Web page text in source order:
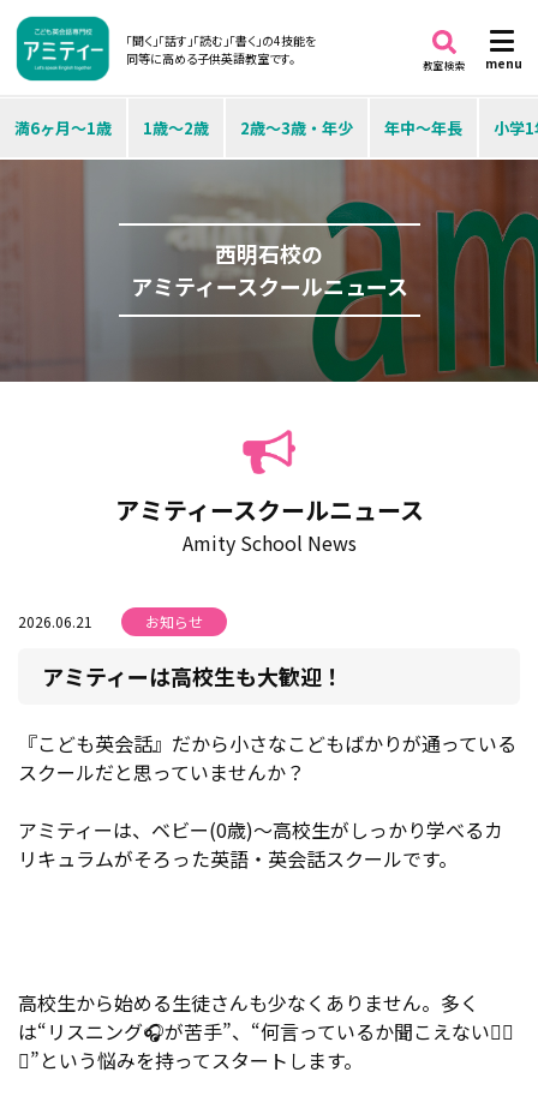
「聞く」「話す」「読む」「書く」の4技能を
同等に高める子供英語教室です。
menu
教室検索
満6ヶ月～1歳 1歳～2歳 2歳～3歳・年少 年中～年長 小学
西明石校の
アミティースクールニュース
アミティースクールニュース
Amity School News
2026.06.21 お知らせ
アミティーは高校生も大歓迎！
『こども英会話』だから小さなこどもばかりが通っている
スクールだと思っていませんか？
アミティーは、ベビー(0歳)～高校生がしっかり学べるカ
リキュラムがそろった英語・英会話スクールです。
高校生から始める生徒さんも少なくありません。多く
は“リスニング🎧が苦手”、“何言っているか聞こえない😵‍💫
💦”という悩みを持ってスタートします。